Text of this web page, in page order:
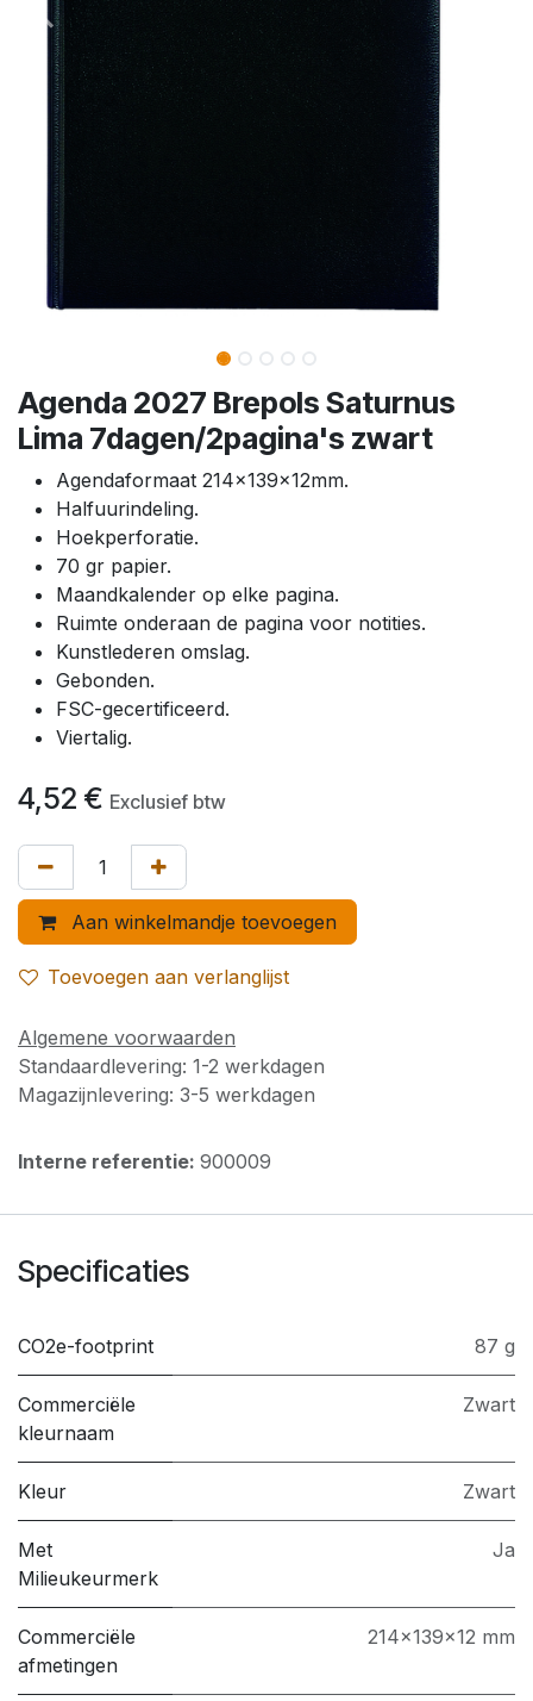
Agenda 2027 Brepols Saturnus
Lima 7dagen/2pagina's zwart
Agendaformaat 214x139x12mm.
Halfuurindeling.
Hoekperforatie.
70 gr papier.
Maandkalender op elke pagina.
Ruimte onderaan de pagina voor notities.
Kunstlederen omslag.
Gebonden.
FSC-gecertificeerd.
Viertalig.
4,52 € Exclusief btw
Aan winkelmandje toevoegen
Toevoegen aan verlanglijst
Algemene voorwaarden
Standaardlevering: 1-2 werkdagen
Magazijnlevering: 3-5 werkdagen
Interne referentie: 900009
Specificaties
CO2e-footprint 87 g
Commerciële
kleurnaam
Zwart
Kleur Zwart
Met
Milieukeurmerk
Ja
Commerciële
afmetingen
214x139x12 mm